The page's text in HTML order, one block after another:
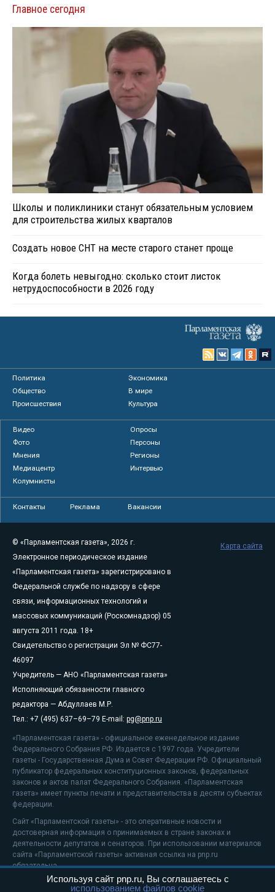
Главное сегодня
Школы и поликлиники станут обязательным условием
для строительства жилых кварталов
Создать новое СНТ на месте старого станет проще
Когда болеть невыгодно: сколько стоит листок
нетрудоспособности в 2026 году
Политика
Экономика
Общество
В мире
Происшествия
Культура
Видео
Опросы
Фото
Персоны
Мнения
Регионы
Медиацентр
Интервью
Колумнисты
Контакты Реклама Вакансии
© «Парламентская газета», 2026 г.
Электронное периодическое издание
«Парламентская газета» зарегистрировано в
Федеральной службе по надзору в сфере
связи, информационных технологий и
массовых коммуникаций (Роскомнадзор) 05
августа 2011 года. 18+
Свидетельство о регистрации Эл № ФС77-
46097
Учредитель — АНО «Парламентская газета»
Исполняющий обязанности главного
редактора — Абдуллаев М.Р.
Тел.: +7 (495) 637–69–79 E-mail: pg@pnp.ru
«Парламентская газета» - официальное еженедельное издание
Федерального Собрания РФ. Издается с 1997 года. Учредители
газеты - Государственная Дума и Совет Федерации РФ. Официальный
публикатор федеральных конституционных законов, федеральных
законов и актов палат Федерального Собрания. «Парламентская
газета» имеет пункты печати и представительства в десяти субъектах
федерации.
Сайт «Парламентской газеты» - это оперативные новости и
достоверная информация о принимаемых в стране законах и
деятельности депутатов и сенаторов. При использовании материалов
сайта «Парламентской газеты» активная ссылка на pnp.ru
обязательна.
На информационном ресурсе применяютсярекомендательные
Карта сайта
Используя сайт pnp.ru, Вы соглашаетесь с
использованием файлов cookie